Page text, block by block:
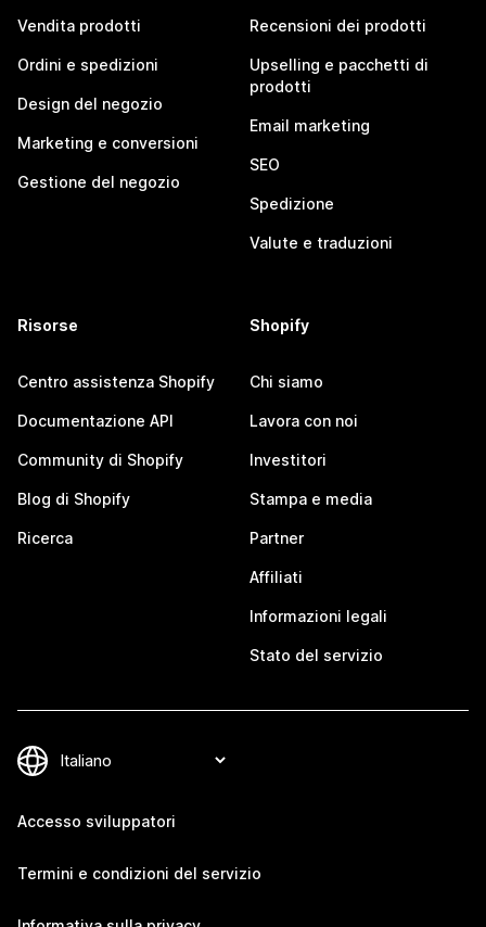
Vendita prodotti
Ordini e spedizioni
Design del negozio
Marketing e conversioni
Gestione del negozio
Recensioni dei prodotti
Upselling e pacchetti di
prodotti
Email marketing
SEO
Spedizione
Valute e traduzioni
Risorse
Centro assistenza Shopify
Documentazione API
Community di Shopify
Blog di Shopify
Ricerca
Shopify
Chi siamo
Lavora con noi
Investitori
Stampa e media
Partner
Affiliati
Informazioni legali
Stato del servizio
Accesso sviluppatori
Termini e condizioni del servizio